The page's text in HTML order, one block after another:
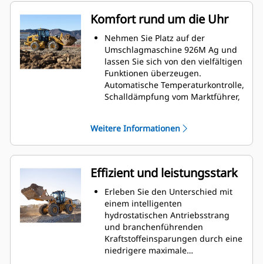
Komfort rund um die Uhr
Nehmen Sie Platz auf der
Umschlagmaschine 926M Ag und
lassen Sie sich von den vielfältigen
Funktionen überzeugen.
Automatische Temperaturkontrolle,
Schalldämpfung vom Marktführer,
Bedienelemente, die sich mit Ihnen
auf einer anpassbaren
Sitzfederung bewegen, machen die
Landmaschine zu einem idealen
Begleiter in Ihrem
landwirtschaftlichen Betrieb. Die
geräumige Arbeitsumgebung
zusammen mit der einzigartigen
Hydraulik-Zylinder-Dämpfung von
Caterpillar sowie die leichtgängige
vorhersehbare Steuerung machen
Weitere Informationen
Effizient und leistungsstark
Erleben Sie den Unterschied mit
einem intelligenten
hydrostatischen Antriebsstrang
und branchenführenden
Kraftstoffeinsparungen durch eine
niedrigere maximale